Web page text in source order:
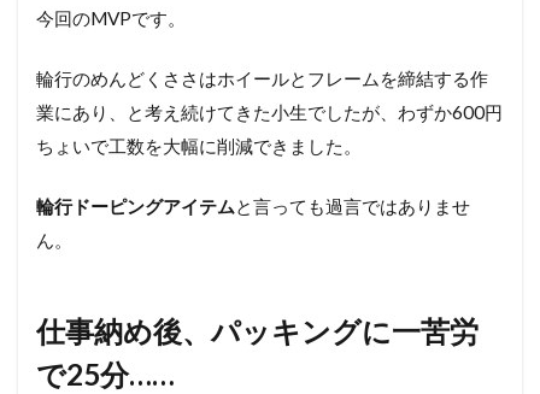
今回のMVPです。
輪行のめんどくささはホイールとフレームを締結する作
業にあり、と考え続けてきた小生でしたが、わずか600円
ちょいで工数を大幅に削減できました。
輪行ドーピングアイテムと言っても過言ではありませ
ん。
仕事納め後、パッキングに一苦労
で25分……